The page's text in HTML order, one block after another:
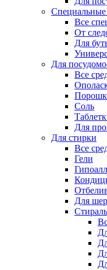
Специальные
Все
От
Для
Для
Все
Соль
Для
Для стирки
Все
Гели
Для